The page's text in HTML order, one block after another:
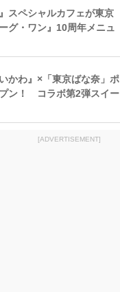
スペシャルカフェが東京
グ・ワン』10周年メニュ
かわ』×「東京ばな奈」ポ
ン！ コラボ第2弾スイー
[ADVERTISEMENT]